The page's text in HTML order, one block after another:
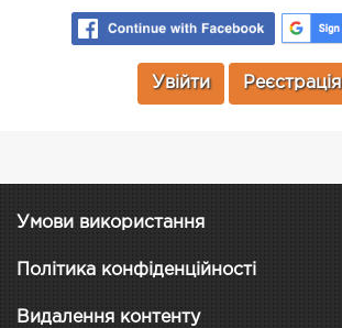
Увійти Реєстрація
Умови використання
Політика конфіденційності
Видалення контенту